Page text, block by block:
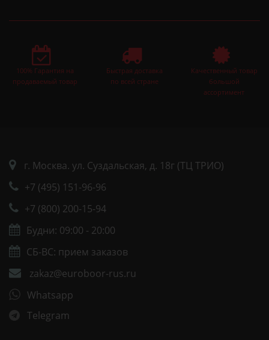
100% Гарантия на
продаваемый товар
Быстрая доставка
по всей стране
Качественный товар
большой
ассортимент
г. Москва. ул. Суздальская, д. 18г (ТЦ ТРИО)
+7 (495) 151-96-96
+7 (800) 200-15-94
Будни: 09:00 - 20:00
СБ-ВС: прием заказов
zakaz@euroboor-rus.ru
Whatsapp
Telegram